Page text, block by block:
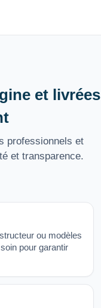
et livrées
professionnels et
et transparence.
ou modèles
pour garantir